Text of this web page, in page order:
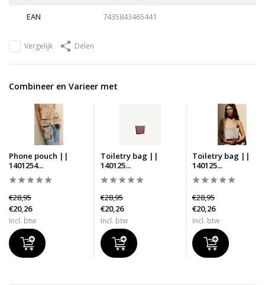
EAN 7435843465441
Vergelijk Delen
Combineer en Varieer met
Phone pouch ||
1401254...
€28,95
€20,26
Incl. btw
Toiletry bag ||
140125...
€28,95
€20,26
Incl. btw
Toiletry bag ||
140125...
€28,95
€20,26
Incl. btw